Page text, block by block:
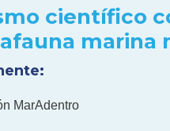
de las ballenas
impulsado el turismo
suficientemente el
busca abordar
científico
marina
MarAdentro